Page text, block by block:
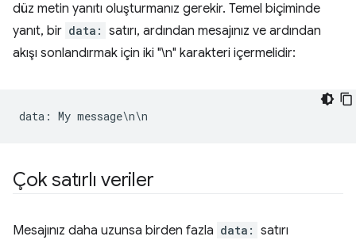
düz metin yanıtı oluşturmanız gerekir. Temel biçiminde
yanıt, bir data: satırı, ardından mesajınız ve ardından
akışı sonlandırmak için iki "\n" karakteri içermelidir:
data : My message\n\n
Çok satırlı veriler
Mesajınız daha uzunsa birden fazla data: satırı